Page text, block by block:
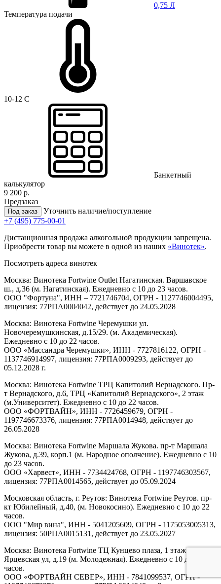
0,75 Л
Температура подачи
10-12 C
Банкетный
калькулятор
9 200 р.
Предзаказ
Под заказ
Уточнить наличие/поступление
+7 (495) 775-00-01
Дистанционная продажа алкогольной продукции запрещена.
Приобрести товар вы можете в одной из наших «Винотек».
Посмотреть адреса винотек
Москва: Винотека Fortwine Outlet Нагатинская. Варшавское
ш., д.36 (м. Нагатинская). Ежедневно с 10 до 23 часов.
ООО "Фортуна", ИНН – 7721746704, ОГРН - 1127746004495,
лицензия: 77РПА0004042, действует до 24.05.2028
Москва: Винотека Fortwine Черемушки ул.
Новочеремушкинская, д.15/29. (м. Академическая).
Ежедневно с 10 до 22 часов.
ООО «Массандра Черемушки», ИНН - 7727816122, ОГРН -
1137746914997, лицензия: 77РПА0009293, действует до
05.12.2028 г.
Москва: Винотека Fortwine ТРЦ Капитолий Вернадского. Пр-
т Вернадского, д.6, ТРЦ «Капитолий Вернадского», 2 этаж
(м.Университет). Ежедневно с 10 до 22 часов.
ООО «ФОРТВАЙН», ИНН - 7726459679, ОГРН -
1197746673376, лицензия: 77РПА0014948, действует до
26.05.2028
Москва: Винотека Fortwine Маршала Жукова. пр-т Маршала
Жукова, д.39, корп.1 (м. Народное ополчение). Ежедневно с 10
до 23 часов.
ООО «Харвест», ИНН - 7734424768, ОГРН - 1197746303567,
лицензия: 77РПА0014565, действует до 05.09.2024
Московская область, г. Реутов: Винотека Fortwine Реутов. пр-
кт Юбилейный, д.40, (м. Новокосино). Ежедневно с 10 до 22
часов.
ООО "Мир вина", ИНН - 5041205609, ОГРН - 1175053005313,
лицензия: 50РПА0015131, действует до 23.05.2027
Москва: Винотека Fortwine ТЦ Кунцево плаза, 1 этаж.
Ярцевская ул, д.19 (м. Молодежная). Ежедневно с 10 до 22
часов.
ООО «ФОРТВАЙН СЕВЕР», ИНН - 7841099537, ОГРН -